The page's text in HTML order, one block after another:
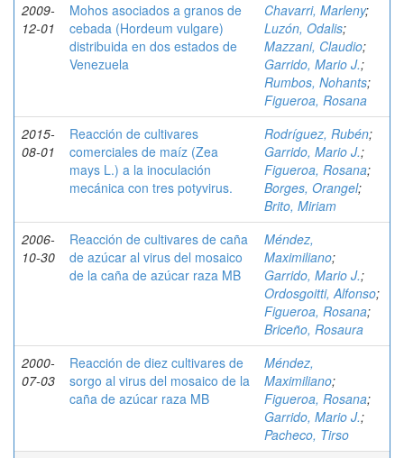
2009-
12-01
Mohos asociados a granos de
cebada (Hordeum vulgare)
distribuida en dos estados de
Venezuela
Chavarri, Marleny;
Luzón, Odalis;
Mazzani, Claudio;
Garrido, Mario J.;
Rumbos, Nohants;
Figueroa, Rosana
2015-
08-01
Reacción de cultivares
comerciales de maíz (Zea
mays L.) a la inoculación
mecánica con tres potyvirus.
Rodríguez, Rubén;
Garrido, Mario J.;
Figueroa, Rosana;
Borges, Orangel;
Brito, Miriam
2006-
10-30
Reacción de cultivares de caña
de azúcar al virus del mosaico
de la caña de azúcar raza MB
Méndez,
Maximiliano;
Garrido, Mario J.;
Ordosgoitti, Alfonso;
Figueroa, Rosana;
Briceño, Rosaura
2000-
07-03
Reacción de diez cultivares de
sorgo al virus del mosaico de la
caña de azúcar raza MB
Méndez,
Maximiliano;
Figueroa, Rosana;
Garrido, Mario J.;
Pacheco, Tirso